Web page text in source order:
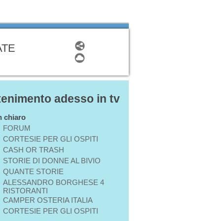
adesso in tv
chiaro
FORUM
CORTESIE PER GLI OSPITI
CASH OR TRASH
STORIE DI DONNE AL BIVIO
QUANTE STORIE
ALESSANDRO BORGHESE 4
RISTORANTI
CAMPER OSTERIA ITALIA
CORTESIE PER GLI OSPITI